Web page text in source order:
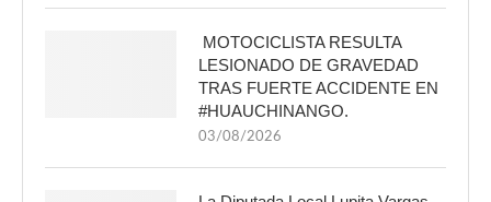
MOTOCICLISTA RESULTA
LESIONADO DE GRAVEDAD
TRAS FUERTE ACCIDENTE EN
#HUAUCHINANGO.
03/08/2026